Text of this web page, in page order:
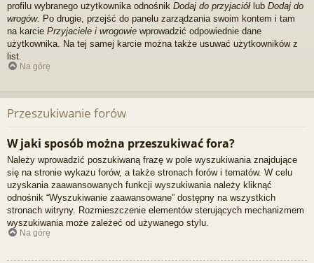
profilu wybranego użytkownika odnośnik Dodaj do przyjaciół lub Dodaj do
wrogów. Po drugie, przejść do panelu zarządzania swoim kontem i tam
na karcie Przyjaciele i wrogowie wprowadzić odpowiednie dane
użytkownika. Na tej samej karcie można także usuwać użytkowników z
list.
Na górę
Przeszukiwanie forów
W jaki sposób można przeszukiwać fora?
Należy wprowadzić poszukiwaną frazę w pole wyszukiwania znajdujące
się na stronie wykazu forów, a także stronach forów i tematów. W celu
uzyskania zaawansowanych funkcji wyszukiwania należy kliknąć
odnośnik “Wyszukiwanie zaawansowane” dostępny na wszystkich
stronach witryny. Rozmieszczenie elementów sterujących mechanizmem
wyszukiwania może zależeć od używanego stylu.
Na górę